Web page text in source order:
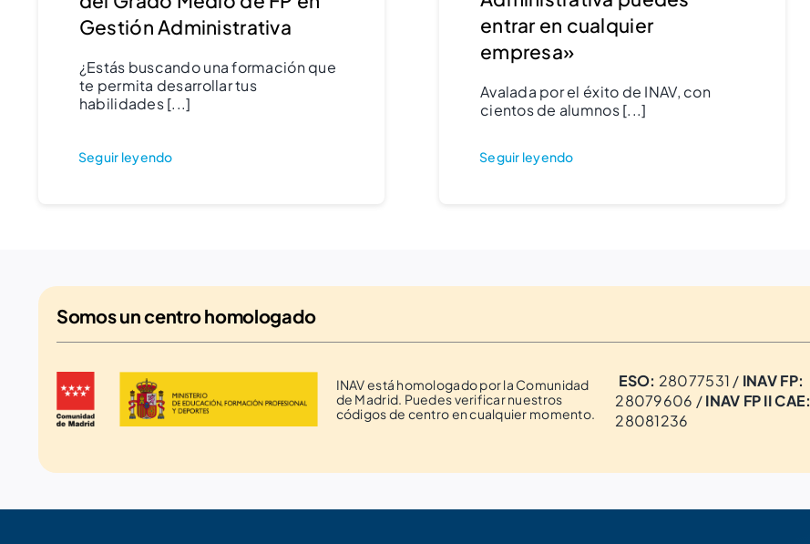
Gestión Administrativa
¿Estás buscando una formación que
te permita desarrollar tus
habilidades [...]
Seguir leyendo
entrar en cualquier
empresa»
Avalada por el éxito de INAV, con
cientos de alumnos [...]
Seguir leyendo
Somos uncentro homologado
INAV está homologado por la Comunidad
de Madrid. Puedes verificar nuestros
códigos de centro en cualquier momento.
ESO: 28077531 / INAV FP:
28079606 /INAV FP II CAE:
28081236